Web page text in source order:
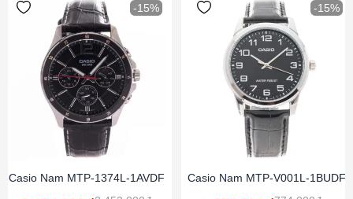
-15%
Casio Nam MTP-1374L-1AVDF
-15%
Casio Nam MTP-V001L-1BUDF